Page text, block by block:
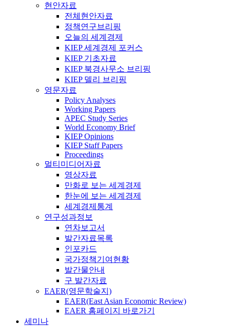
현안자료
전체현안자료
정책연구브리핑
오늘의 세계경제
KIEP 세계경제 포커스
KIEP 기초자료
KIEP 북경사무소 브리핑
KIEP 델리 브리핑
영문자료
Policy Analyses
Working Papers
APEC Study Series
World Economy Brief
KIEP Opinions
KIEP Staff Papers
Proceedings
멀티미디어자료
영상자료
만화로 보는 세계경제
한눈에 보는 세계경제
세계경제통계
연구성과정보
연차보고서
발간자료목록
인포카드
국가정책기여현황
발간물안내
구 발간자료
EAER(영문학술지)
EAER(East Asian Economic Review)
EAER 홈페이지 바로가기
세미나